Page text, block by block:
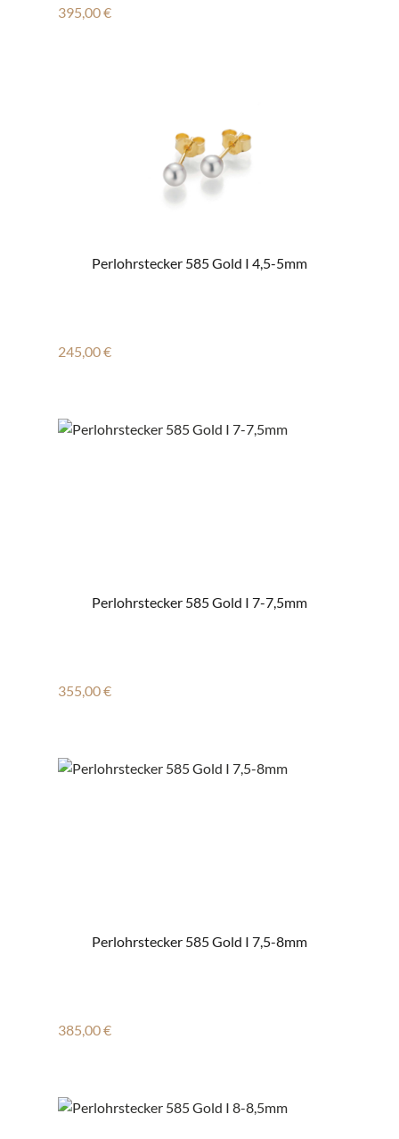
Regulärer Preis:
395,00 €
Perlohrstecker 585 Gold I 4,5-5mm
Regulärer Preis:
245,00 €
Perlohrstecker 585 Gold I 7-7,5mm
Regulärer Preis:
355,00 €
Perlohrstecker 585 Gold I 7,5-8mm
Regulärer Preis:
385,00 €